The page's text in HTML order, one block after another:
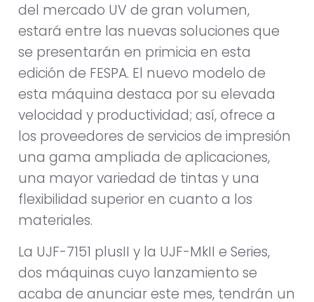
del mercado UV de gran volumen,
estará entre las nuevas soluciones que
se presentarán en primicia en esta
edición de FESPA. El nuevo modelo de
esta máquina destaca por su elevada
velocidad y productividad; así, ofrece a
los proveedores de servicios de impresión
una gama ampliada de aplicaciones,
una mayor variedad de tintas y una
flexibilidad superior en cuanto a los
materiales.
La UJF-7151 plusII y la UJF-MkII e Series,
dos máquinas cuyo lanzamiento se
acaba de anunciar este mes, tendrán un